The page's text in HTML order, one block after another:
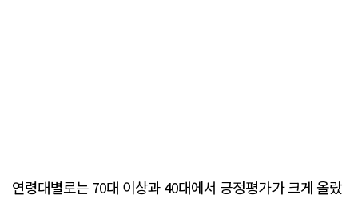
연령대별로는 70대 이상과 40대에서 긍정평가가 크게 올랐